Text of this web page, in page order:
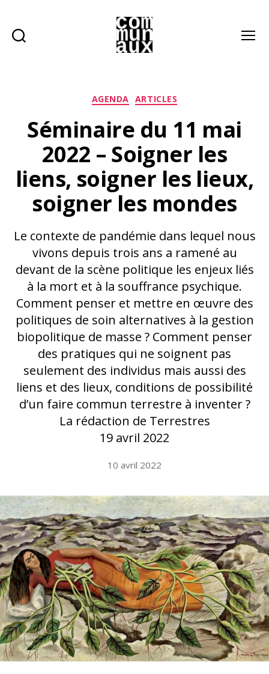
Catégories
AGENDA ARTICLES
Séminaire du 11 mai
2022 – Soigner les
liens, soigner les lieux,
soigner les mondes
Le contexte de pandémie dans lequel nous
vivons depuis trois ans a ramené au
devant de la scène politique les enjeux liés
à la mort et à la souffrance psychique.
Comment penser et mettre en œuvre des
politiques de soin alternatives à la gestion
biopolitique de masse ? Comment penser
des pratiques qui ne soignent pas
seulement des individus mais aussi des
liens et des lieux, conditions de possibilité
d’un faire commun terrestre à inventer ?
La rédaction de Terrestres
19 avril 2022
10 avril 2022